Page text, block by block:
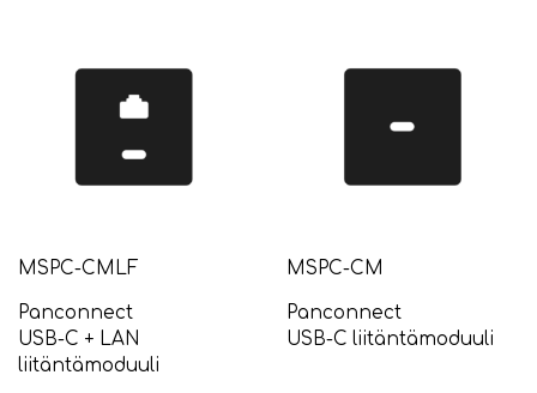
MSPC-CMLF
Panconnect
USB-C + LAN
liitäntämoduuli
MSPC-CM
Panconnect
USB-C liitäntämoduuli